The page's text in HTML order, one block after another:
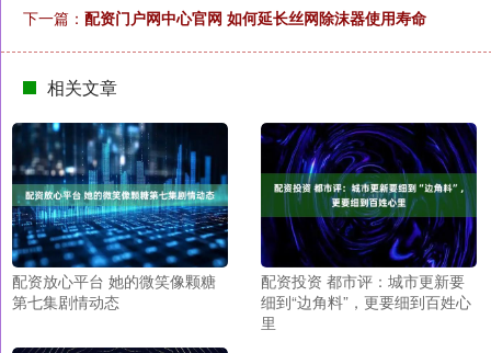
下一篇： 配资门户网中心官网 如何延长丝网除沫器使用寿命
相关文章
配资放心平台 她的微笑像颗糖
第七集剧情动态
配资投资 都市评：城市更新要
细到“边角料”，更要细到百姓心
里